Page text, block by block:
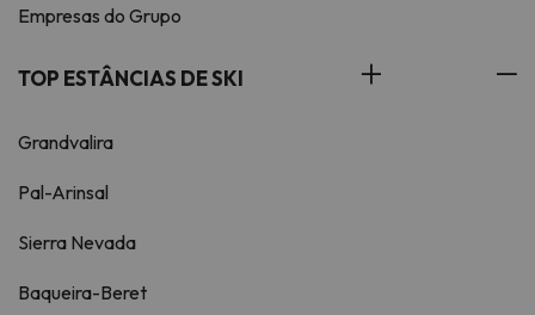
Empresas do Grupo
TOP ESTÂNCIAS DE SKI
Grandvalira
Pal-Arinsal
Sierra Nevada
Baqueira-Beret